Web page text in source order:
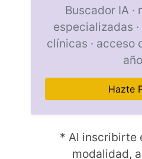
Buscador IA
especializadas
clínicas · acceso
año
Hazte
* Al inscribirte
modalidad,